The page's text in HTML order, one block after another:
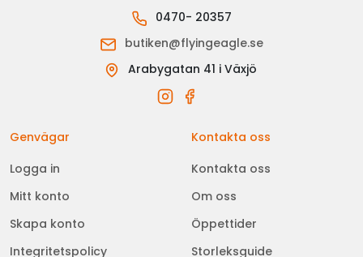
0470- 20357
butiken@flyingeagle.se
Arabygatan 41 i Växjö
Genvägar
Logga in
Mitt konto
Skapa konto
Integritetspolicy
Kontakta oss
Kontakta oss
Om oss
Öppettider
Storleksguide